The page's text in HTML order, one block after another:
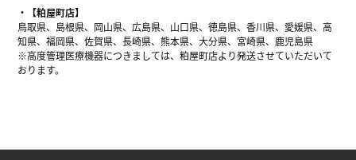
【粕屋町店】
鳥取県、島根県、岡山県、広島県、山口県、徳島県、香川県、愛媛県、高
知県、福岡県、佐賀県、長崎県、熊本県、大分県、宮崎県、鹿児島県
※高度管理医療機器につきましては、粕屋町店より発送させていただいて
おります。